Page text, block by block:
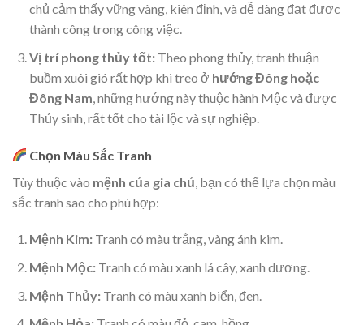
chủ cảm thấy vững vàng, kiên định, và dễ dàng đạt được
thành công trong công việc.
Vị trí phong thủy tốt:Theo phong thủy, tranh thuận
buồm xuôi gió rất hợp khi treo ở hướng Đông hoặc
Đông Nam, những hướng này thuộc hành Mộc và được
Thủy sinh, rất tốt cho tài lộc và sự nghiệp.
Chọn Màu Sắc Tranh
Tùy thuộc vào mệnh của gia chủ , bạn có thể lựa chọn màu
sắc tranh sao cho phù hợp:
Mệnh Kim:Tranh có màu trắng, vàng ánh kim.
Mệnh Mộc:Tranh có màu xanh lá cây, xanh dương.
Mệnh Thủy:Tranh có màu xanh biển, đen.